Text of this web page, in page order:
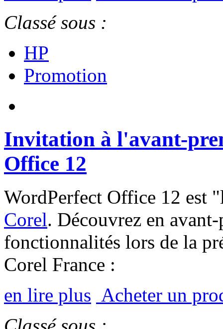
Classé sous :
HP
Promotion
Invitation à l'avant-
Office 12
WordPerfect Office 12 est
Corel. Découvrez en
fonctionnalités lors de la
Corel France :
en lire plus Acheter un